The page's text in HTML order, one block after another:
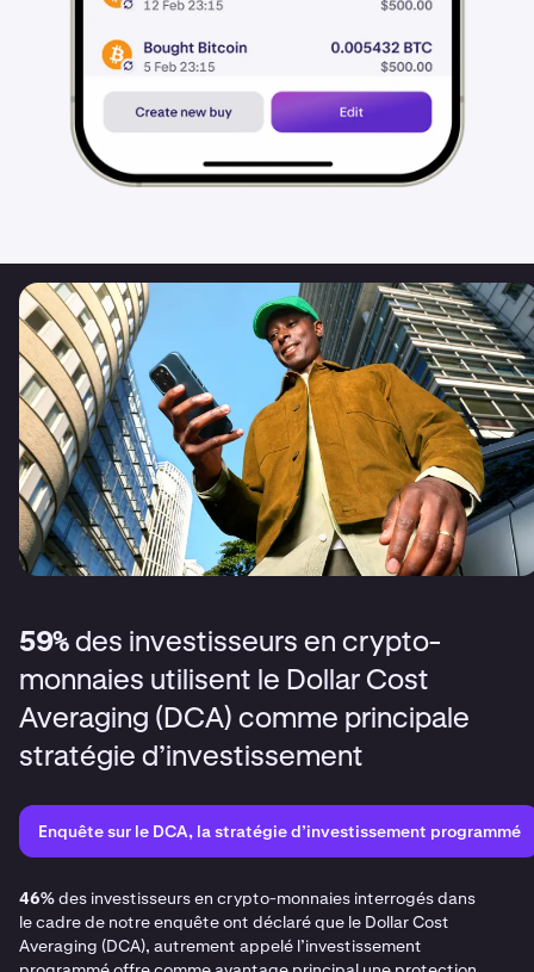
59% des investisseurs en crypto-
monnaies utilisent le Dollar Cost
Averaging (DCA) comme principale
stratégie d’investissement
Enquête sur le DCA, la stratégie d’investissement programmé
46%des investisseurs en crypto-monnaies interrogés dans
le cadre de notre enquête ont déclaré que le Dollar Cost
Averaging (DCA), autrement appelé l’investissement